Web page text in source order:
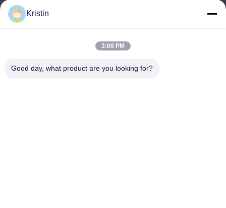
Kristin
3:00 PM
Good day, what product are you looking for?